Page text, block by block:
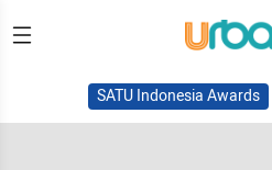
SATU Indonesia Awards